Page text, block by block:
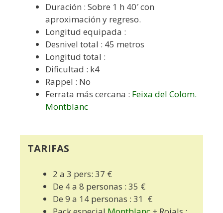
Duración : Sobre 1 h 40′ con
aproximación y regreso.
Longitud equipada :
Desnivel total : 45 metros
Longitud total :
Dificultad : k4
Rappel : No
Ferrata más cercana : Feixa del Colom.
Montblanc
TARIFAS
2 a 3 pers: 37 €
De 4 a 8 personas : 35 €
De 9 a 14 personas : 31 €